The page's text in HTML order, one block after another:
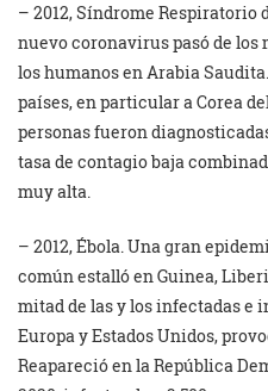
– 2012, Síndrome Respiratorio
nuevo coronavirus pasó de los
los humanos en Arabia
países, en particular a Corea
personas fueron
tasa de contagio baja
muy alta.
– 2012, Ébola. Una gran
común estalló en Guinea,
mitad de las y los infectadas e
Europa y Estados Unidos,
Reapareció en la República